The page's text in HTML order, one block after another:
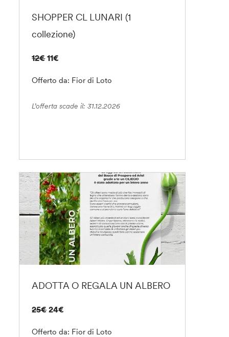
SHOPPER CL LUNARI (1
collezione)
12€ 11€
Offerto da: Fior di Loto
L’offerta scade il: 31.12.2026
ADOTTA O REGALA UN ALBERO
25€ 24€
Offerto da: Fior di Loto